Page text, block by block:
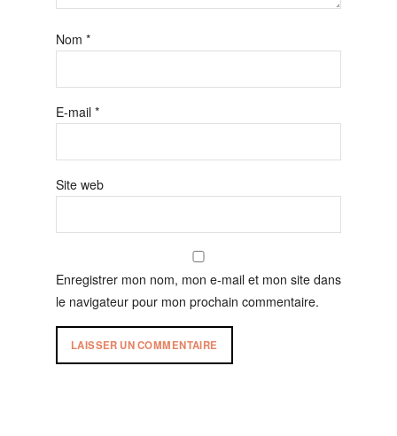
Nom *
E-mail *
Site web
Enregistrer mon nom, mon e-mail et mon site dans
le navigateur pour mon prochain commentaire.